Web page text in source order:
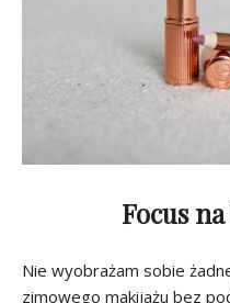
Focus
Nie wyobrażam sobie
zimowego makijażu bez